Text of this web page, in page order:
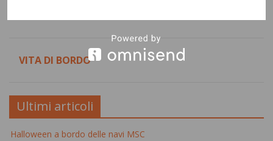
VITA DI BORDO
Ultimi articoli
Halloween a bordo delle navi MSC